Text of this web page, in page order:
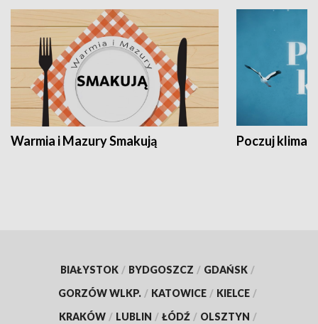
Warmia i Mazury Smakują Poczuj klimat
BIAŁYSTOK / BYDGOSZCZ / GDAŃSK /
GORZÓW WLKP. / KATOWICE / KIELCE /
KRAKÓW / LUBLIN / ŁÓDŹ / OLSZTYN /